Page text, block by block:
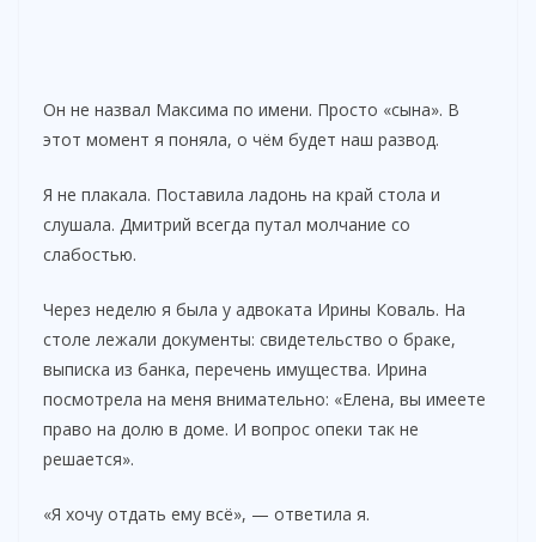
Он не назвал Максима по имени. Просто «сына». В
этот момент я поняла, о чём будет наш развод.
Я не плакала. Поставила ладонь на край стола и
слушала. Дмитрий всегда путал молчание со
слабостью.
Через неделю я была у адвоката Ирины Коваль. На
столе лежали документы: свидетельство о браке,
выписка из банка, перечень имущества. Ирина
посмотрела на меня внимательно: «Елена, вы имеете
право на долю в доме. И вопрос опеки так не
решается».
«Я хочу отдать ему всё», — ответила я.